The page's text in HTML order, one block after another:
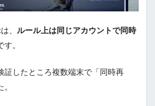
、 ルール上は同じアカウントで同時
す。
証したところ複数端末で「同時再